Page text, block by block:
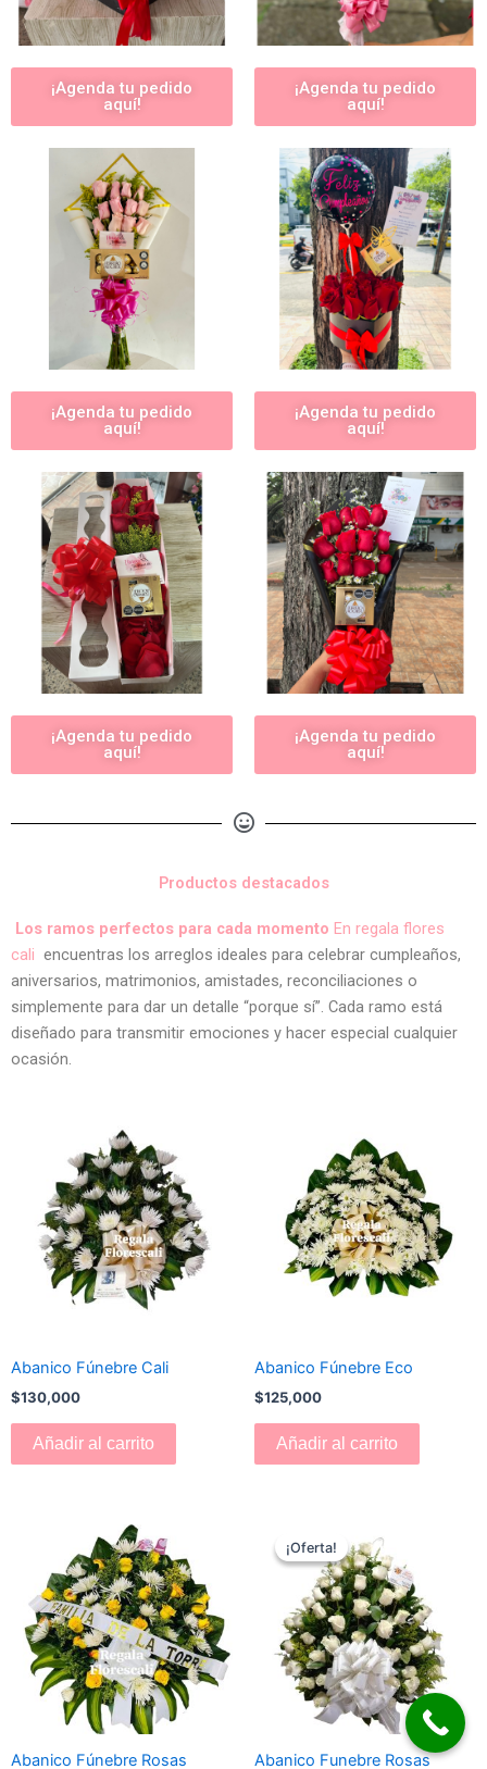
¡Agenda tu pedido
aquí!
¡Agenda tu pedido
aquí!
¡Agenda tu pedido
aquí!
¡Agenda tu pedido
aquí!
¡Agenda tu pedido
aquí!
¡Agenda tu pedido
aquí!
Productos destacados
Los ramos perfectos para cada momento En regala flores
cali encuentras los arreglos ideales para celebrar cumpleaños,
aniversarios, matrimonios, amistades, reconciliaciones o
simplemente para dar un detalle “porque sí”. Cada ramo está
diseñado para transmitir emociones y hacer especial cualquier
ocasión.
Abanico Fúnebre Cali
$130,000
Añadir al carrito
Abanico Fúnebre Eco
$125,000
Añadir al carrito
Abanico Fúnebre Rosas
¡Oferta!
¡Oferta!
Abanico Funebre Rosas
precio
original
era:
$180,000.
es:
$170,000.